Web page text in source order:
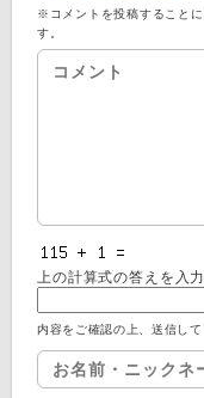
※コメントを投稿することに
す。
上の計算式の答えを入
内容をご確認の上、送信して